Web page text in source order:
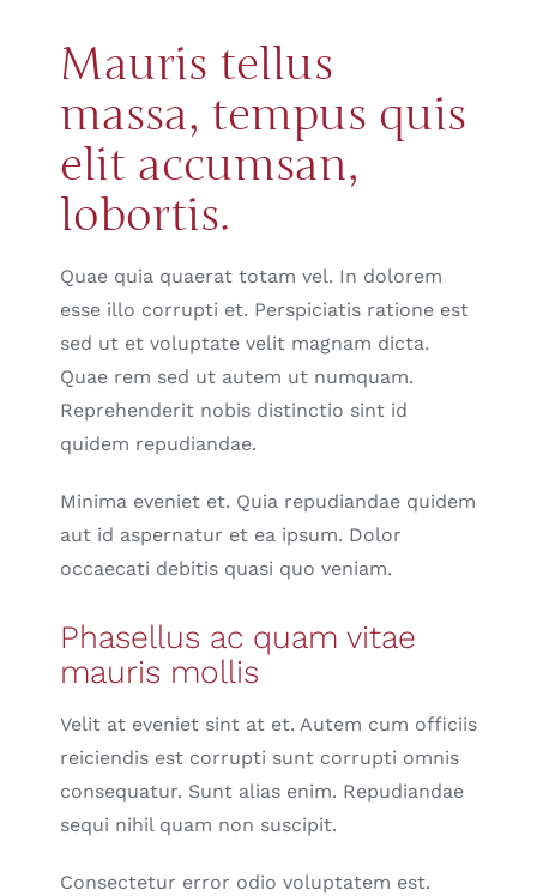
Mauris tellus
massa, tempus quis
elit accumsan,
lobortis.
Quae quia quaerat totam vel. In dolorem
esse illo corrupti et. Perspiciatis ratione est
sed ut et voluptate velit magnam dicta.
Quae rem sed ut autem ut numquam.
Reprehenderit nobis distinctio sint id
quidem repudiandae.
Minima eveniet et. Quia repudiandae quidem
aut id aspernatur et ea ipsum. Dolor
occaecati debitis quasi quo veniam.
Phasellus ac quam vitae
mauris mollis
Velit at eveniet sint at et. Autem cum officiis
reiciendis est corrupti sunt corrupti omnis
consequatur. Sunt alias enim. Repudiandae
sequi nihil quam non suscipit.
Consectetur error odio voluptatem est.